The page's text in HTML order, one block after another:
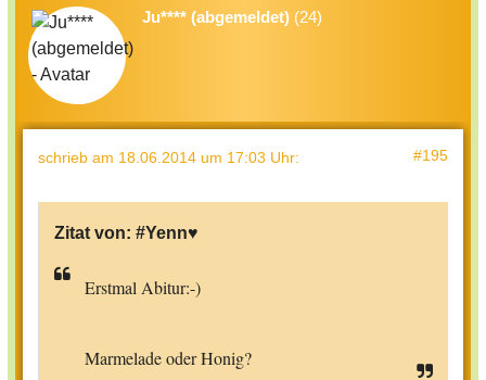
Ju**** (abgemeldet) (24)
schrieb am 18.06.2014 um 17:03 Uhr: #195
Zitat von: #Yenn♥
Erstmal Abitur:-)
Marmelade oder Honig?